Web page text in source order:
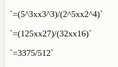
`=(5^3xx3^3)/(2^5xx2^4)`
`=(125xx27)/(32xx16)`
`=3375/512`